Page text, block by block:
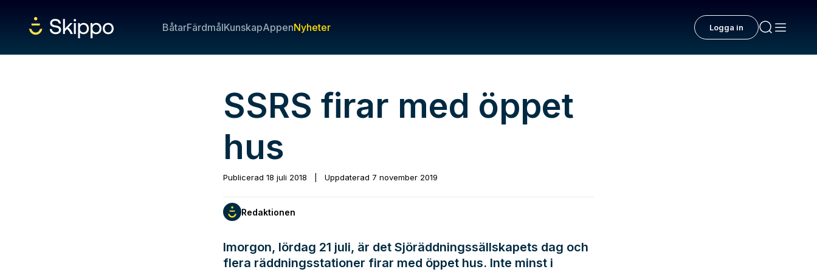
BåtarFärdmålKunskapAppenNyheter Logga in
SSRS firar med öppet
hus
Publicerad 18 juli 2018 Uppdaterad 7 november 2019
Redaktionen
Imorgon, lördag 21 juli, är det Sjöräddningssällskapets dag och
flera räddningsstationer firar med öppet hus. Inte minst i